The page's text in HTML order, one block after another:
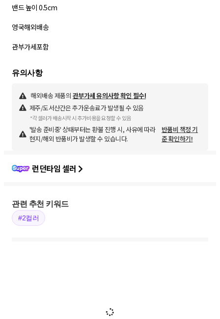
밴드 높이 0.5cm
영국해외배송
관부가세포함
유의사항
해외배송 제품의 관부가세 유의사항 확인 필수!
제주/도서산간은 추가운송료가 발생될 수 있음
*각 셀러가 배송시작 시 추가비용을 요청할 수 있음
'발송 준비중' 상태부터는 환불 진행 시, 사유에 따라
현지/해외 반품비가 발생할 수 있습니다.
반품비 책정 기
준 확인하기!
런던타임 셀러
관련 추천 키워드
#2컬러